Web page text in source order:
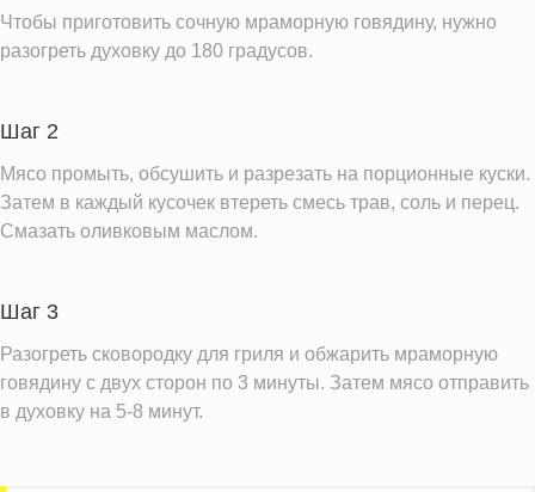
Натрий
Магний
65.0 мг
Железо
Калий
Фолиевая кислота
7.5 мкг
Витамин А
Насыщенные жиры
Трансжиры
1.2 г
Информация для одной порции
Чтобы приготовить сочную мраморную говядину, нужно
разогреть духовку до 180 градусов.
Шаг 2
Мясо промыть, обсушить и разрезать на порционные куски.
Затем в каждый кусочек втереть смесь трав, соль и перец.
Смазать оливковым маслом.
Шаг 3
Разогреть сковородку для гриля и обжарить мраморную
говядину с двух сторон по 3 минуты. Затем мясо отправить
в духовку на 5-8 минут.